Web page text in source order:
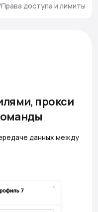
Права доступа и лимиты
прокси
данных между